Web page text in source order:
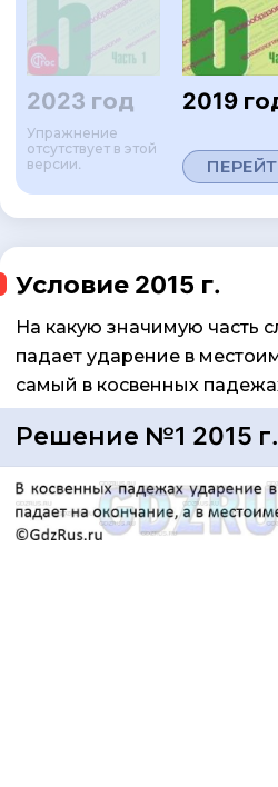
2023 год
Упражнение
отсутствует в этой
версии.
2019
Условие 2015 г.
На какую значимую часть
падает ударение в
самый в косвенных
Решение №1 2015 г.